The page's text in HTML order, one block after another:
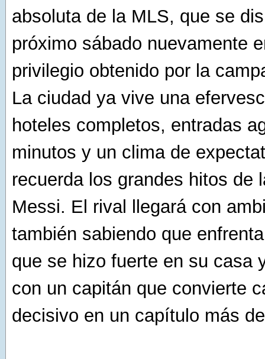
absoluta de la MLS, que se
próximo sábado nuevamente
privilegio obtenido por la
La ciudad ya vive una
hoteles completos, entradas
minutos y un clima de
recuerda los grandes hitos de
Messi. El rival llegará con
también sabiendo que
que se hizo fuerte en su casa
con un capitán que convierte
decisivo en un capítulo más